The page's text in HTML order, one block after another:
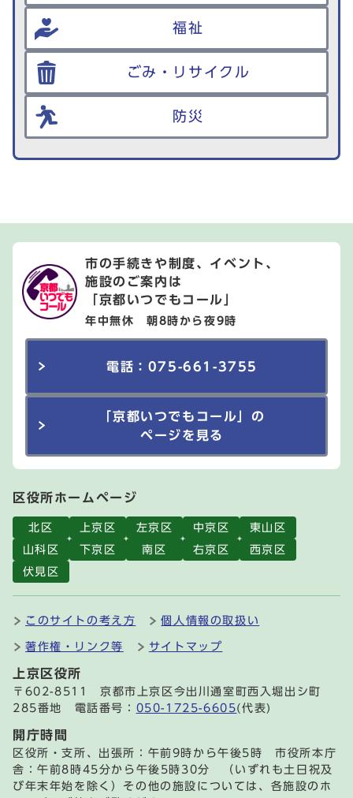
福祉
ごみ・リサイクル
防災
市の手続きや制度、イベント、
施設のご案内は
「京都いつでもコール」
年中無休 朝8時から夜9時
電話：075-661-3755
「京都いつでもコール」の
ページを見る
区役所ホームページ
北区 上京区 左京区 中京区
東山区
山科区
下京区 南区 右京区
西京区
伏見区
このサイトの考え方 個人情報の取扱い
著作権・リンク等 サイトマップ
上京区役所
〒602-8511 京都市上京区今出川通室町西入堀出シ町
285番地 電話番号： 050-1725-6605(代表)
開庁時間
区役所・支所、出張所：午前9時から午後5時 市役所本庁
舎：午前8時45分から午後5時30分 （いずれも土日祝及
び年末年始を除く）その他の施設については、各施設のホ